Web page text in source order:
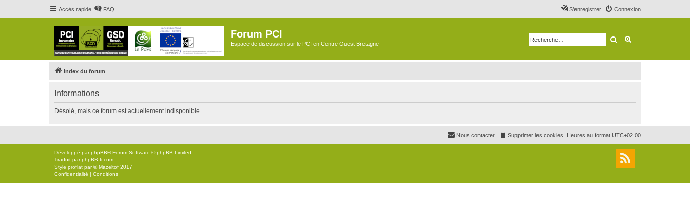
Accès rapide FAQ Connexion
S’enregistrer
Forum PCI
Espace de discussion sur le PCI en Centre Ouest Bretagne Rechercher
Index du forum
Informations
Désolé, mais ce forum est actuellement indisponible.
Heures au format UTC+02:00
Supprimer les cookies
Nous contacter
Développé parphpBB® Forum Software © phpBB Limited
Traduit parphpBB-fr.com
Style proflat par ©Mazeltof 2017
Confidentialité | Conditions